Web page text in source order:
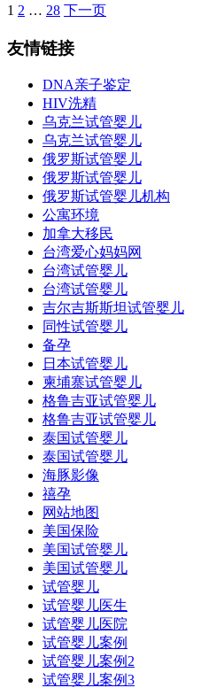
1 2 … 28 下一页
友情链接
DNA亲子鉴定
HIV洗精
乌克兰试管婴儿
乌克兰试管婴儿
俄罗斯试管婴儿
俄罗斯试管婴儿
俄罗斯试管婴儿机构
公寓环境
加拿大移民
台湾爱心妈妈网
台湾试管婴儿
台湾试管婴儿
吉尔吉斯斯坦试管婴儿
同性试管婴儿
备孕
日本试管婴儿
柬埔寨试管婴儿
格鲁吉亚试管婴儿
格鲁吉亚试管婴儿
泰国试管婴儿
泰国试管婴儿
海豚影像
禧孕
网站地图
美国保险
美国试管婴儿
美国试管婴儿
试管婴儿
试管婴儿医生
试管婴儿医院
试管婴儿案例
试管婴儿案例2
试管婴儿案例3